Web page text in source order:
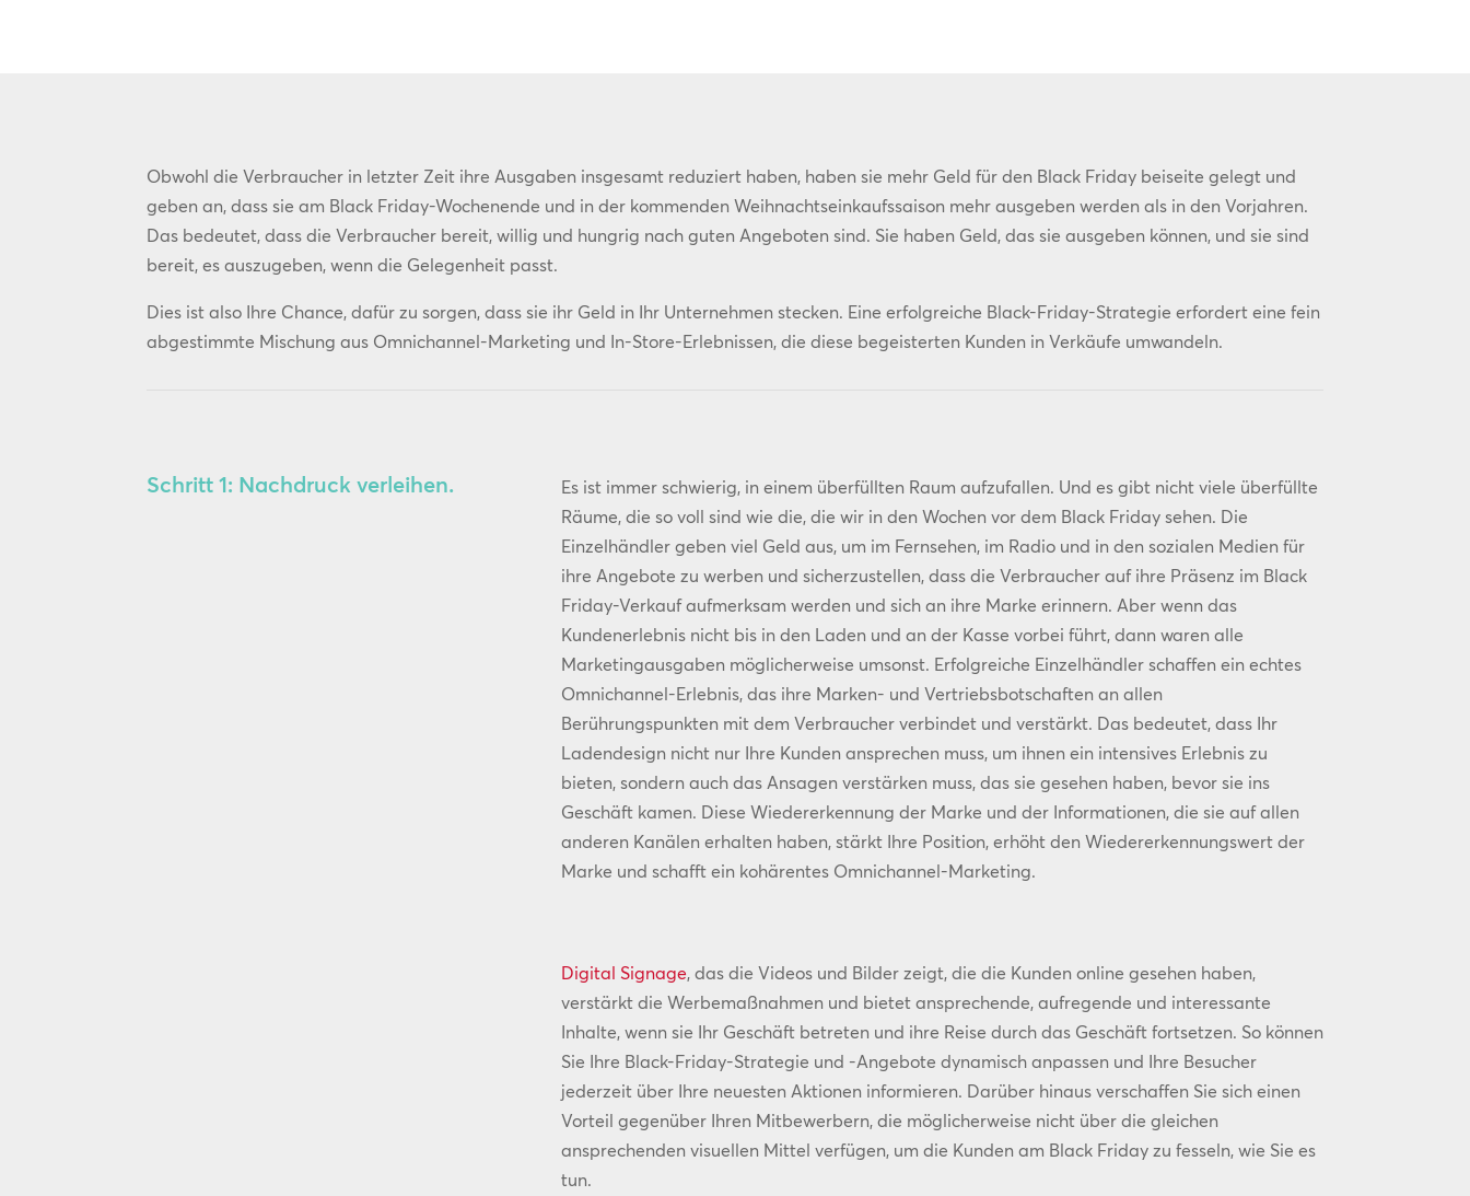
Obwohl die Verbraucher in letzter Zeit ihre Ausgaben insgesamt reduziert haben, haben sie mehr Geld für den Black Friday beiseite gelegt und
geben an, dass sie am Black Friday-Wochenende und in der kommenden Weihnachtseinkaufssaison mehr ausgeben werden als in den Vorjahren.
Das bedeutet, dass die Verbraucher bereit, willig und hungrig nach guten Angeboten sind. Sie haben Geld, das sie ausgeben können, und sie sind
bereit, es auszugeben, wenn die Gelegenheit passt.
Dies ist also Ihre Chance, dafür zu sorgen, dass sie ihr Geld in Ihr Unternehmen stecken. Eine erfolgreiche Black-Friday-Strategie erfordert eine fein
abgestimmte Mischung aus Omnichannel-Marketing und In-Store-Erlebnissen, die diese begeisterten Kunden in Verkäufe umwandeln.
Schritt 1: Nachdruck verleihen.
Es ist immer schwierig, in einem überfüllten Raum aufzufallen. Und es gibt nicht viele überfüllte
Räume, die so voll sind wie die, die wir in den Wochen vor dem Black Friday sehen. Die
Einzelhändler geben viel Geld aus, um im Fernsehen, im Radio und in den sozialen Medien für
ihre Angebote zu werben und sicherzustellen, dass die Verbraucher auf ihre Präsenz im Black
Friday-Verkauf aufmerksam werden und sich an ihre Marke erinnern. Aber wenn das
Kundenerlebnis nicht bis in den Laden und an der Kasse vorbei führt, dann waren alle
Marketingausgaben möglicherweise umsonst. Erfolgreiche Einzelhändler schaffen ein echtes
Omnichannel-Erlebnis, das ihre Marken- und Vertriebsbotschaften an allen
Berührungspunkten mit dem Verbraucher verbindet und verstärkt. Das bedeutet, dass Ihr
Ladendesign nicht nur Ihre Kunden ansprechen muss, um ihnen ein intensives Erlebnis zu
bieten, sondern auch das Ansagen verstärken muss, das sie gesehen haben, bevor sie ins
Geschäft kamen. Diese Wiedererkennung der Marke und der Informationen, die sie auf allen
anderen Kanälen erhalten haben, stärkt Ihre Position, erhöht den Wiedererkennungswert der
Marke und schafft ein kohärentes Omnichannel-Marketing.
Digital Signage, das die Videos und Bilder zeigt, die die Kunden online gesehen haben,
verstärkt die Werbemaßnahmen und bietet ansprechende, aufregende und interessante
Inhalte, wenn sie Ihr Geschäft betreten und ihre Reise durch das Geschäft fortsetzen. So können
Sie Ihre Black-Friday-Strategie und -Angebote dynamisch anpassen und Ihre Besucher
jederzeit über Ihre neuesten Aktionen informieren. Darüber hinaus verschaffen Sie sich einen
Vorteil gegenüber Ihren Mitbewerbern, die möglicherweise nicht über die gleichen
ansprechenden visuellen Mittel verfügen, um die Kunden am Black Friday zu fesseln, wie Sie es
tun.